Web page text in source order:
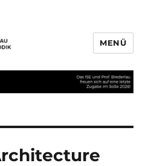
MENÜ